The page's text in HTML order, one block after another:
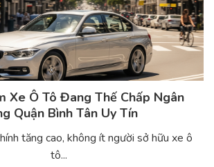
Xe Ô Tô Đang Thế Chấp Ngân
Quận Bình Tân Uy Tín
tăng cao, không ít người sở hữu xe ô
tô...